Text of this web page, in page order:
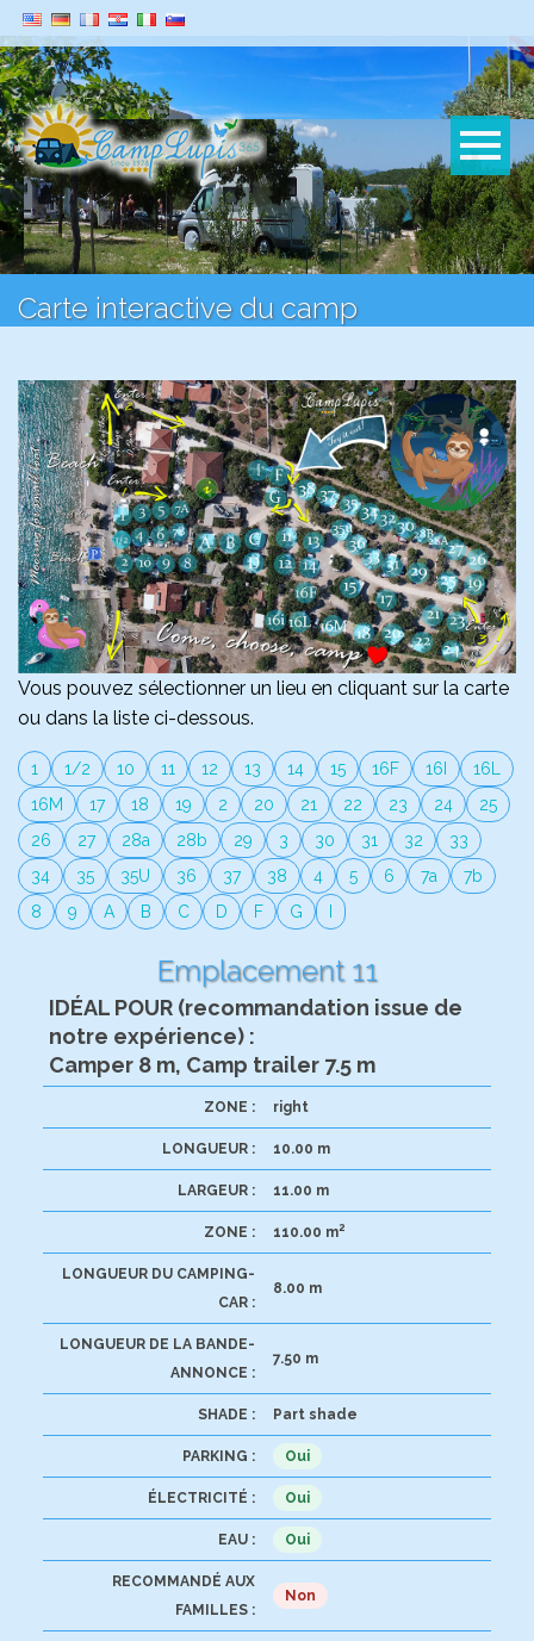
Carte interactive du camp
Vous pouvez sélectionner un lieu en cliquant sur la carte
ou dans la liste ci-dessous.
1 1/2 10 11 12 13 14 15 16F 16I
16L
16M
17 18 19 2 20 21 22 23 24
25
26
27 28a 28b 29 3 30 31 32
33
34
35 35U 36 37 38 4 5 6 7a
7b
8
9 A B C D F G
Emplacement 11
IDÉAL POUR (recommandation issue de
notre expérience) :
Camper 8 m, Camp trailer 7.5 m
ZONE : right
LONGUEUR : 10.00 m
LARGEUR : 11.00 m
ZONE : 110.00 m2
LONGUEUR DU CAMPING-
CAR :
8.00 m
LONGUEUR DE LA BANDE-
ANNONCE :
7.50 m
SHADE : Part shade
PARKING : Oui
ÉLECTRICITÉ : Oui
EAU : Oui
RECOMMANDÉ AUX
FAMILLES :
Non